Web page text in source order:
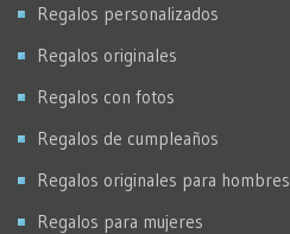
Regalos personalizados
Regalos originales
Regalos con fotos
Regalos de cumpleaños
Regalos originales para hombres
Regalos para mujeres